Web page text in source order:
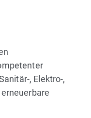
, Elektro-,